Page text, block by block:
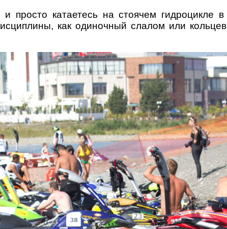
катаетесь на стоячем гидроцикле в
как одиночный слалом или